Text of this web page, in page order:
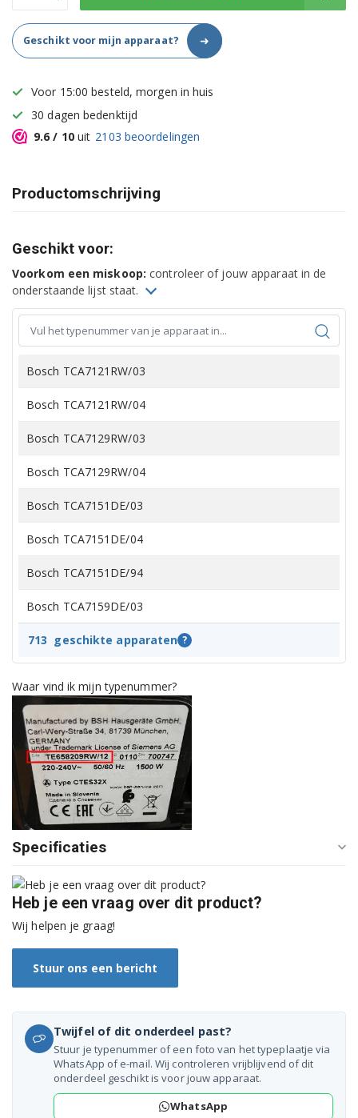
Geschikt voor mijn apparaat? ➜
Voor 15:00 besteld, morgen in huis
30 dagen bedenktijd
9.6 / 10uit 2103 beoordelingen
Productomschrijving
Geschikt voor:
Voorkom een miskoop: controleer of jouw apparaat in de
onderstaande lijst staat.
Bosch TCA7121RW/03
Bosch TCA7121RW/04
Bosch TCA7129RW/03
Bosch TCA7129RW/04
Bosch TCA7151DE/03
Bosch TCA7151DE/04
Bosch TCA7151DE/94
Bosch TCA7159DE/03
Bosch TCA7159DE/04
Bosch TCA7301/02
Bosch TCA7301/03
Bosch TCA7301/92
Bosch TCA7301/93
Bosch TCA7308/02
Bosch TCA7308/94
Bosch TCA7321RW/94
Bosch TCA7351DE/03
Bosch TCA7351DE/94
Bosch TCA7601/02
713 geschikte apparaten ?
Waar vind ik mijn typenummer?
Specificaties
Heb je een vraag over dit product?
Wij helpen je graag!
Stuur ons een bericht
Twijfel of dit onderdeel past?
Stuur je typenummer of een foto van het typeplaatje via
WhatsApp of e-mail. Wij controleren vrijblijvend of dit
onderdeel geschikt is voor jouw apparaat.
WhatsApp